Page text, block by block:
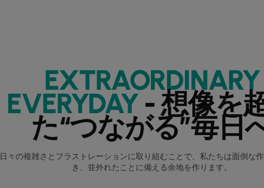
EXTRAORDINARY
EVERYDAY - 想像を
た“つながる”毎日
日々の複雑さとフラストレーションに取り組むことで、私たちは面倒な
き、並外れたことに備える余地を作ります。